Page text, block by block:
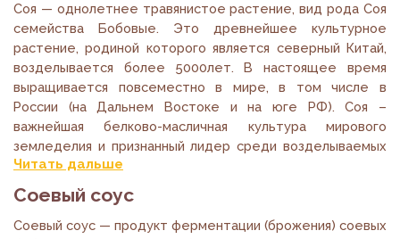
Соя — однолетнее травянистое растение, вид рода Соя
семейства Бобовые. Это древнейшее культурное
растение, родиной которого является северный Китай,
возделывается более 5000лет. В настоящее время
выращивается повсеместно в мире, в том числе в
России (на Дальнем Востоке и на юге РФ). Соя –
важнейшая белково-масличная культура мирового
земледелия и признанный лидер среди возделываемых
зернобобовых культур.
Семена сои — соевые бобы — самый богатый в природе
источник растительного белка (до 50%), который
Читать дальше
Соевый соус
Соевый соус — продукт ферментации (брожения) соевых